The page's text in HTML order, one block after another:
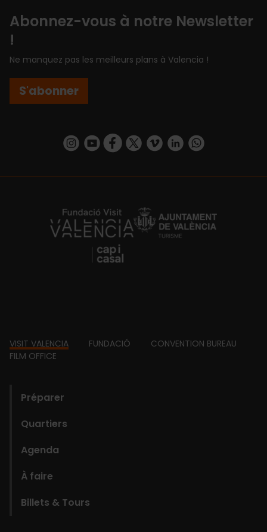
Abonnez-vous à notre Newsletter
!
Ne manquez pas les meilleurs plans à Valencia !
S'abonner
https://www.instagram.com/visit_valencia/
https://www.youtube.com/user/
https://www.facebook.com/
https://twitter.com/
https://vimeo.com/
https://www.linkedin.com/company/turismo-valencia/https://api.whatsapp.com/send/
https://fundacion.visitvalencia.com/
Footer
VISIT VALENCIA FUNDACIÓ
CONVENTION BUREAU
FILM OFFICE
Préparer
Quartiers
Agenda
À faire
Billets & Tours